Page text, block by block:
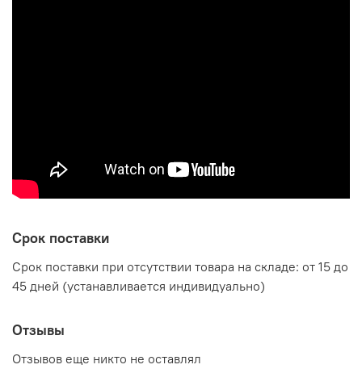
Срок поставки
Срок поставки при отсутствии товара на складе: от 15 до
45 дней (устанавливается индивидуально)
Отзывы
Отзывов еще никто не оставлял